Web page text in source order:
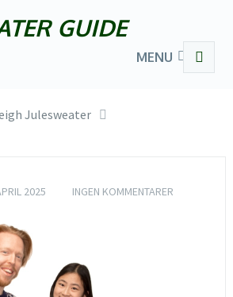
MENU
Julesweater
2025 INGEN KOMMENTARER